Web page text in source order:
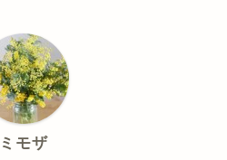
ミモザ